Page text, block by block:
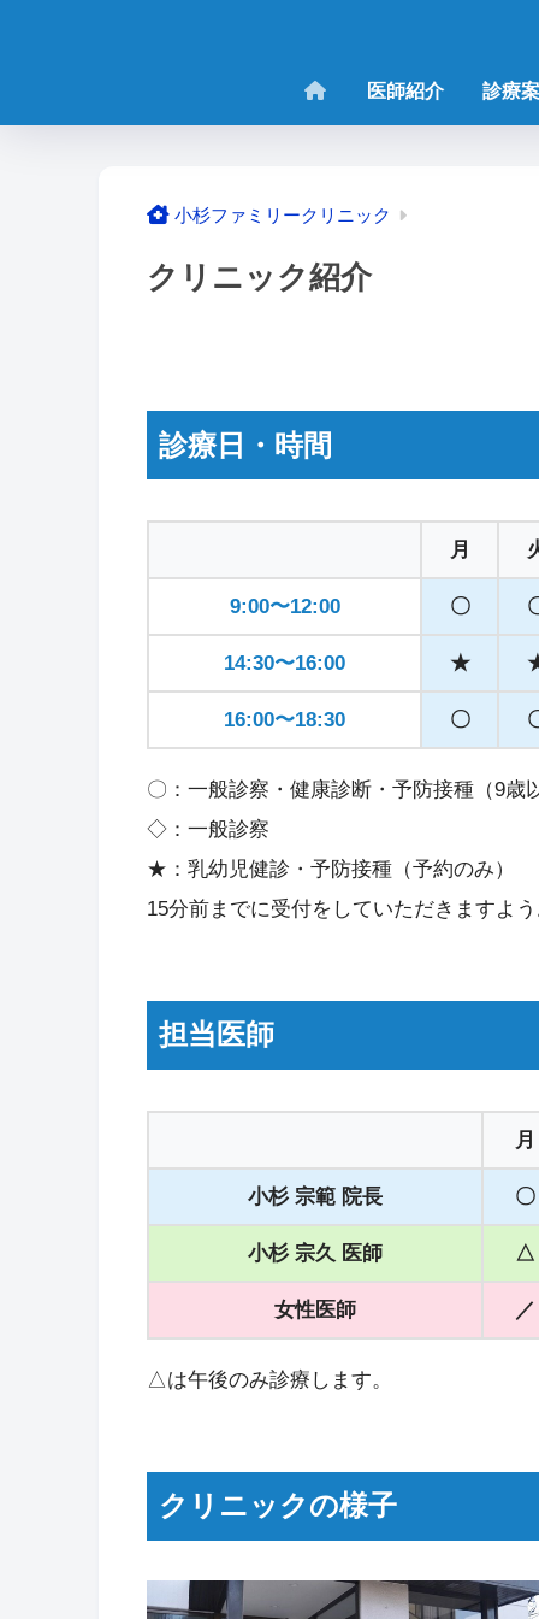
医師紹介 診療
クリニック紹介
診療日・時間
月
9:00〜12:00 〇
14:30〜16:00 ★
16:00〜18:30 〇
〇：一般診察・健康診断・予防接種（9歳
◇：一般診察
★：乳幼児健診・予防接種（予約のみ）
15分前までに受付をしていただきますよ
担当医師
月
小杉 宗範 院長 〇
小杉 宗久 医師 △
女性医師 ／
△は午後のみ診療します。
クリニックの様子